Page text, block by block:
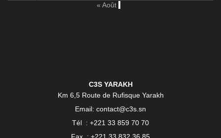
« Août
C3S YARAKH
Km 6,5 Route de Rufisque Yarakh
Email: contact@c3s.sn
Tél : +221 33 859 70 70